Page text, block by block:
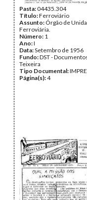
Pasta:04435.304
Título:Ferroviário
Assunto: Órgão de
Ferroviária.
Número: 1
Ano:I
Data:Setembro de 1956
Fundo:DST -
Teixeira
Tipo Documental:
Página(s):4